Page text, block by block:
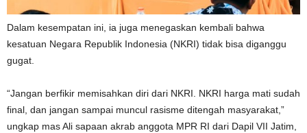
Dalam kesempatan ini, ia juga menegaskan kembali bahwa
kesatuan Negara Republik Indonesia (NKRI) tidak bisa diganggu
gugat.
“Jangan berfikir memisahkan diri dari NKRI. NKRI harga mati sudah
final, dan jangan sampai muncul rasisme ditengah masyarakat,”
ungkap mas Ali sapaan akrab anggota MPR RI dari Dapil VII Jatim,